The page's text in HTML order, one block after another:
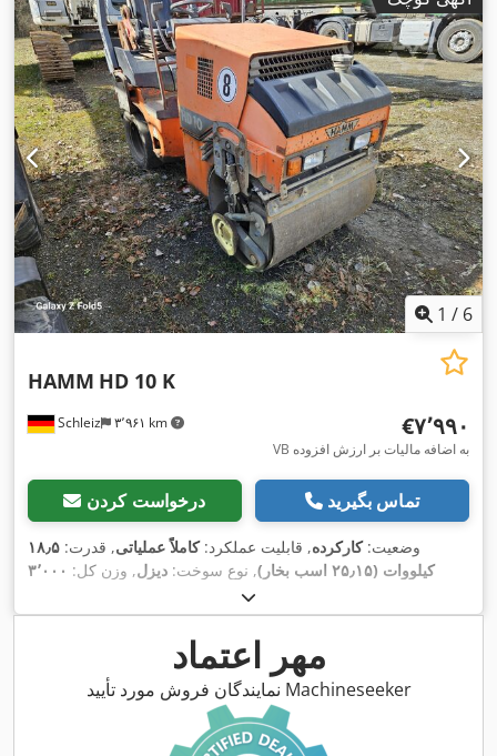
1 / 6
Schleiz ۳٬۹۶۱ km
HAMM HD 10 K
‎€۷٬۹۹۰
VB به اضافه مالیات بر ارزش افزوده
درخواست کردن تماس بگیرید
وضعیت:کارکرده, قابلیت عملکرد:کاملاً عملیاتی, قدرت: ۱۸٫۵
کیلووات (۲۵٫۱۵ اسب بخار)
, نوع سوخت: دیزل, وزن کل: ۳٬۰۰۰
سال ساخت:۲۰۰۱ ,
مهر اعتماد
نمایندگان فروش مورد تأیید Machineseeker